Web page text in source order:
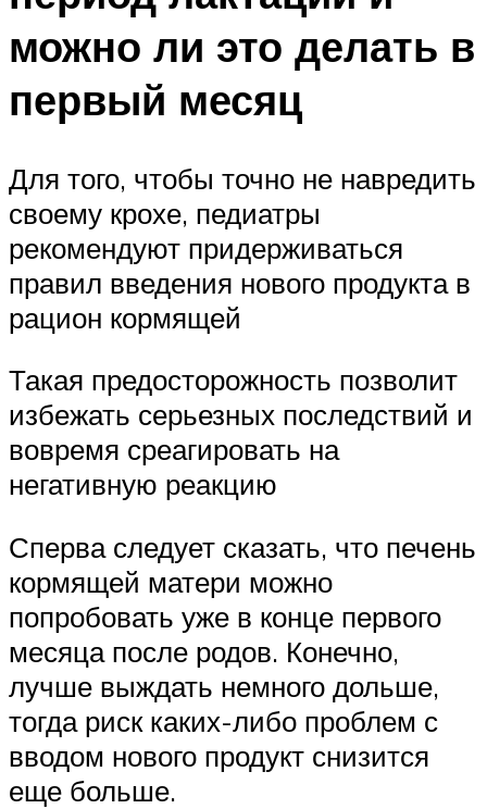
можно ли это делать в
первый месяц
Для того, чтобы точно не навредить
своему крохе, педиатры
рекомендуют придерживаться
правил введения нового продукта в
рацион кормящей
Такая предосторожность позволит
избежать серьезных последствий и
вовремя среагировать на
негативную реакцию
Сперва следует сказать, что печень
кормящей матери можно
попробовать уже в конце первого
месяца после родов. Конечно,
лучше выждать немного дольше,
тогда риск каких-либо проблем с
вводом нового продукт снизится
еще больше.